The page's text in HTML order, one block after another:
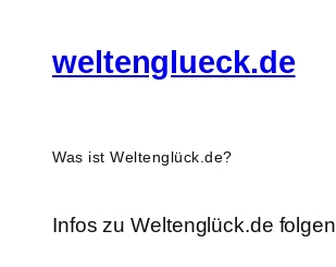
weltenglueck.de
Was ist Weltenglück.de?
Infos zu Weltenglück.de folgen